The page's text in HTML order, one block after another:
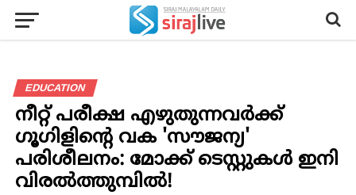
EDUCATION
നീറ്റ് പരീക്ഷ എഴുതുന്നവർക്ക്
ഗൂഗിളിന്റെ വക 'സൗജന്യ'
പരിശീലനം: മോക്ക് ടെസ്റ്റുകൾ ഇനി
വിരൽത്തുമ്പിൽ!